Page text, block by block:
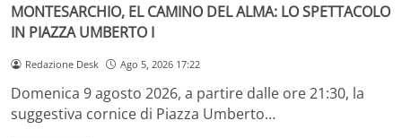
MONTESARCHIO, EL CAMINO DEL ALMA: LO SPETTACOLO
IN PIAZZA UMBERTO I
Redazione Desk Ago 5, 2026 17:22
Domenica 9 agosto 2026, a partire dalle ore 21:30, la
suggestiva cornice di Piazza Umberto…